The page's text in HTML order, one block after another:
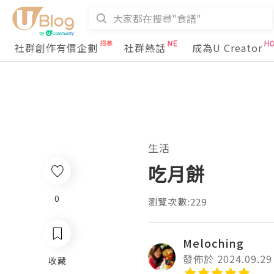
社群創作有價企劃 社群熱話 成為U Creator
生活
吃月餅
瀏覽次數:229
Meloching
發佈於 2024.09.29
0
收藏